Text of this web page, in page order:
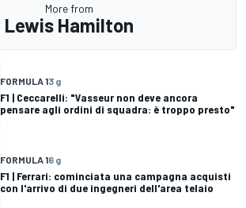
More from
Lewis Hamilton
FORMULA 13 g
F1 | Ceccarelli: "Vasseur non deve ancora
pensare agli ordini di squadra: è troppo presto"
FORMULA 16 g
F1 | Ferrari: cominciata una campagna acquisti
con l'arrivo di due ingegneri dell'area telaio